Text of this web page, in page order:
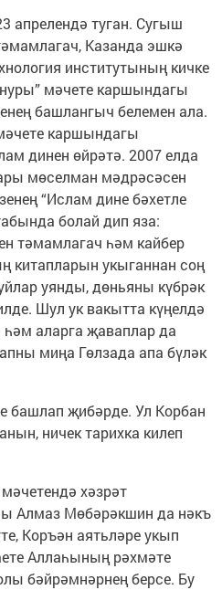
апрелендә туган. Сугыш
Казанда эшкә
институтының кичке
мәчете каршындагы
башлангыч белемен ала.
каршындагы
динен өйрәтә. 2007 елда
мөселман мәдрәсәсен
“Ислам дине бәхетле
болай дип яза:
тәмамлагач һәм кайбер
китапларын укыганнан соң
уянды, дөньяны күбрәк
Шул ук вакытта күңелдә
аларга җаваплар да
миңа Гөлзада апа бүләк
башлап җибәрде. Ул Корбан
ничек тарихка килеп
хәзрәт
Алмаз Мөбәрәкшин да нәкъ
Коръән аятьләре укып
Аллаһының рәхмәте
бәйрәмнәрнең берсе. Бу